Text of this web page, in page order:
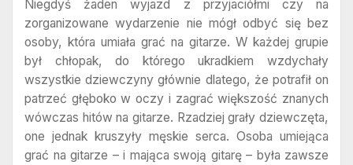
Niegdyś żaden wyjazd z przyjaciółmi czy na
zorganizowane wydarzenie nie mógł odbyć się bez
osoby, która umiała grać na gitarze. W każdej grupie
był chłopak, do którego ukradkiem wzdychały
wszystkie dziewczyny głównie dlatego, że potrafił on
patrzeć głęboko w oczy i zagrać większość znanych
wówczas hitów na gitarze. Rzadziej grały dziewczęta,
one jednak kruszyły męskie serca. Osoba umiejąca
grać na gitarze – i mająca swoją gitarę – była zawsze